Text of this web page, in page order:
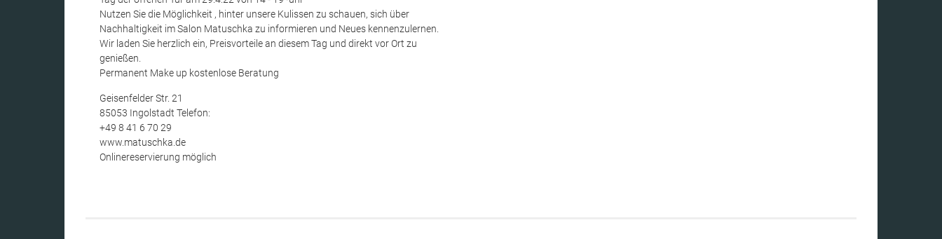
Nutzen Sie die Möglichkeit , hinter unsere Kulissen zu schauen, sich über
Nachhaltigkeit im Salon Matuschka zu informieren und Neues kennenzulernen.
Wir laden Sie herzlich ein, Preisvorteile an diesem Tag und direkt vor Ort zu
genießen.
Permanent Make up kostenlose Beratung
Geisenfelder Str. 21
85053 Ingolstadt Telefon:
+49 8 41 6 70 29
www.matuschka.de
Onlinereservierung möglich